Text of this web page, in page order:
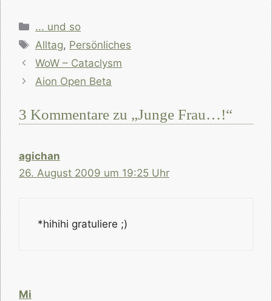
Kategorien
... und so
Schlagwörter
Alltag, Persönliches
WoW – Cataclysm
Aion Open Beta
3 Kommentare zu „Junge Frau…!“
agichan
26. August 2009 um 19:25 Uhr
*hihihi gratuliere ;)
Mi